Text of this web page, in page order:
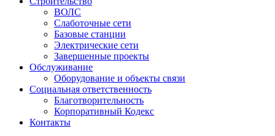
ВОЛС
Слаботочные сети
Базовые станции
Электрические сети
Завершенные проекты
Обслуживание
Оборудование и объекты связи
Социальная ответственность
Благотворительность
Корпоративный Кодекс
Контакты